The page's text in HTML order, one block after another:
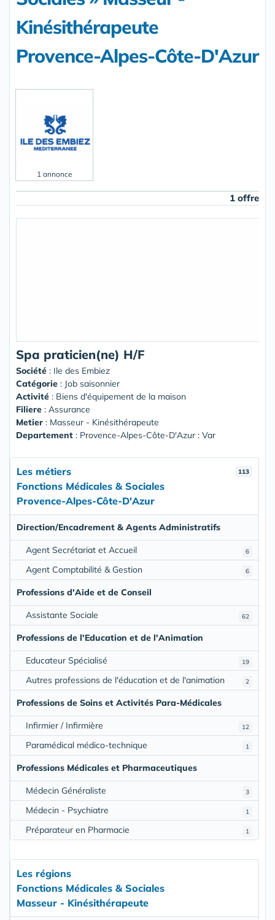
Kinésithérapeute
Provence-Alpes-Côte-D'Azur
1 annonce
1 offre
Spa praticien(ne) H/F
Société : Ile des Embiez
Catégorie : Job saisonnier
Activité : Biens d'équipement de la maison
Filiere : Assurance
Metier : Masseur - Kinésithérapeute
Departement : Provence-Alpes-Côte-D'Azur : Var
113
Les métiers
Fonctions Médicales & Sociales
Provence-Alpes-Côte-D'Azur
Direction/Encadrement & Agents Administratifs
6
Agent Secrétariat et Accueil
6
Agent Comptabilité & Gestion
Professions d'Aide et de Conseil
62
Assistante Sociale
Professions de l'Education et de l'Animation
19
Educateur Spécialisé
2
Autres professions de l'éducation et de l'animation
Professions de Soins et Activités Para-Médicales
12
Infirmier / Infirmière
1
Paramédical médico-technique
Professions Médicales et Pharmaceutiques
3
Médecin Généraliste
1
Médecin - Psychiatre
1
Préparateur en Pharmacie
Les régions
Fonctions Médicales & Sociales
Masseur - Kinésithérapeute